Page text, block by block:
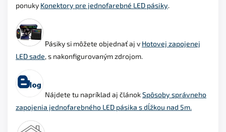
ponuky Konektory pre jednofarebné LED pásiky.
Pásiky si môžete objednať aj v Hotovej zapojenej
LED sade, s nakonfigurovaným zdrojom.
Nájdete tu napríklad aj článokSpôsoby správneho
zapojenia jednofarebného LED pásika s dĺžkou nad 5m.